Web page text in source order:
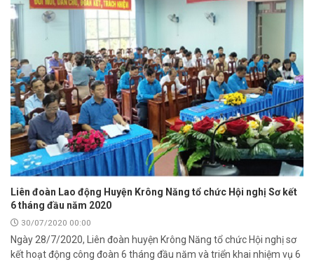
Liên đoàn Lao động Huyện Krông Năng tổ chức Hội nghị Sơ kết
6 tháng đầu năm 2020
30/07/2020 00:00
Ngày 28/7/2020, Liên đoàn huyện Krông Năng tổ chức Hội nghị sơ
kết hoạt động công đoàn 6 tháng đầu năm và triển khai nhiệm vụ 6